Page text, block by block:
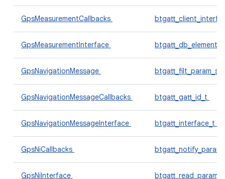
GpsMeasurementCallbacks
GpsMeasurementInterface btgatt_db_element_t
GpsNavigationMessage
GpsNavigationMessageCallbacks btgatt_gatt_id_t
GpsNavigationMessageInterface btgatt_interface_t
GpsNiCallbacks
GpsNiInterface